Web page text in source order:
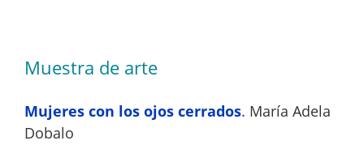
Muestra de arte
Mujeres con los ojos cerrados. María Adela
Dobalo